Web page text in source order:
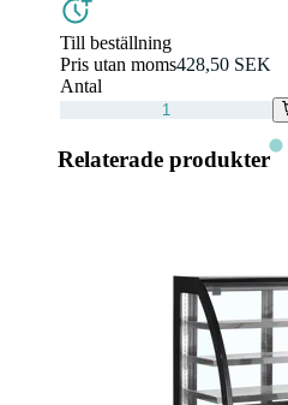
Till beställning
Pris utan moms428,50 SEK
Antal
Relaterade produkter